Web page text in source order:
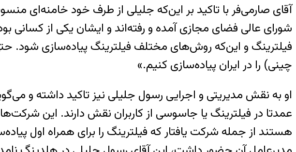
آقای صارمی‌فر با تاکید بر این‌که جلیلی از طرف خود خامنه‌ای
شورای عالی فضای مجازی آمده و رفته‌اند و ایشان یکی از
فیلترینگ و این‌که روش‌های مختلف فیلترینگ پیاده‌سازی شود.
چینی) را در ایران پیاده‌سازی کنیم.»
او به نقش مدیریتی و اجرایی رسول جلیلی نیز تاکید داشته و
عمدتا در فیلترینگ یا جاسوسی از کاربران نقش دارند. این
هستند از جمله شرکت یافتار که فیلترینگ را برای همراه اول